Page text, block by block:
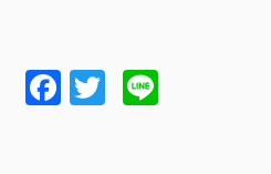
Facebook
Twitter